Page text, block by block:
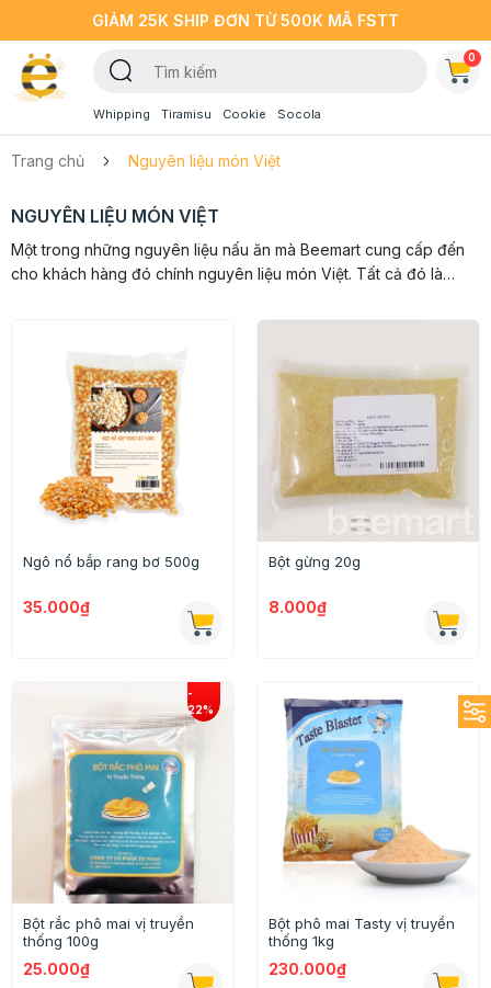
GIẢM 25K SHIP ĐƠN TỪ 500K MÃ FSTT
Whipping Tiramisu Cookie Socola
0
Trang chủ Nguyên liệu món Việt
NGUYÊN LIỆU MÓN VIỆT
Một trong những nguyên liệu nấu ăn mà Beemart cung cấp đến
cho khách hàng đó chính nguyên liệu món Việt. Tất cả đó là
Ngô nổ bắp rang bơ 500g
35.000₫
Bột gừng 20g
8.000₫
Bột rắc phô mai vị truyền
thống 100g
25.000₫
Bột phô mai Tasty vị truyền
thống 1kg
230.000₫